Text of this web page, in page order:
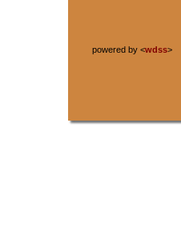
powered by <wdss>